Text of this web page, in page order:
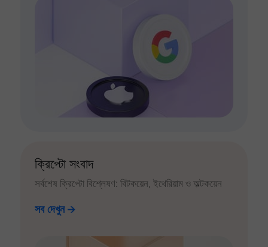
ক্রিপ্টো সংবাদ
সর্বশেষ ক্রিপ্টো বিশ্লেষণ: বিটকয়েন, ইথেরিয়াম ও অল্টকয়েন
সব দেখুন